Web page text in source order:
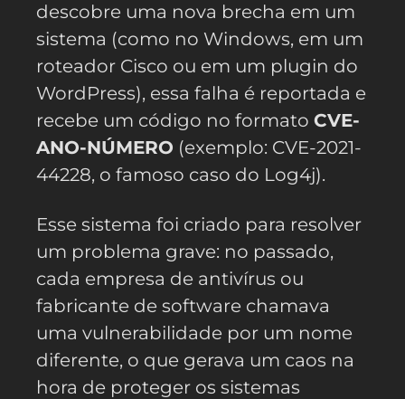
descobre uma nova brecha em um
sistema (como no Windows, em um
roteador Cisco ou em um plugin do
WordPress), essa falha é reportada e
recebe um código no formato CVE-
ANO-NÚMERO (exemplo: CVE-2021-
44228, o famoso caso do Log4j).
Esse sistema foi criado para resolver
um problema grave: no passado,
cada empresa de antivírus ou
fabricante de software chamava
uma vulnerabilidade por um nome
diferente, o que gerava um caos na
hora de proteger os sistemas